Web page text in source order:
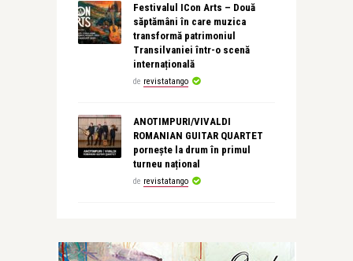
Festivalul ICon Arts – Două
săptămâni în care muzica
transformă patrimoniul
Transilvaniei într-o scenă
internațională
de revistatango
ANOTIMPURI/VIVALDI
ROMANIAN GUITAR QUARTET
pornește la drum în primul
turneu național
de revistatango